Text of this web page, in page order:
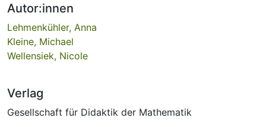
Autor:innen
Lehmenkühler, Anna
Kleine, Michael
Wellensiek, Nicole
Verlag
Gesellschaft für Didaktik der Mathematik